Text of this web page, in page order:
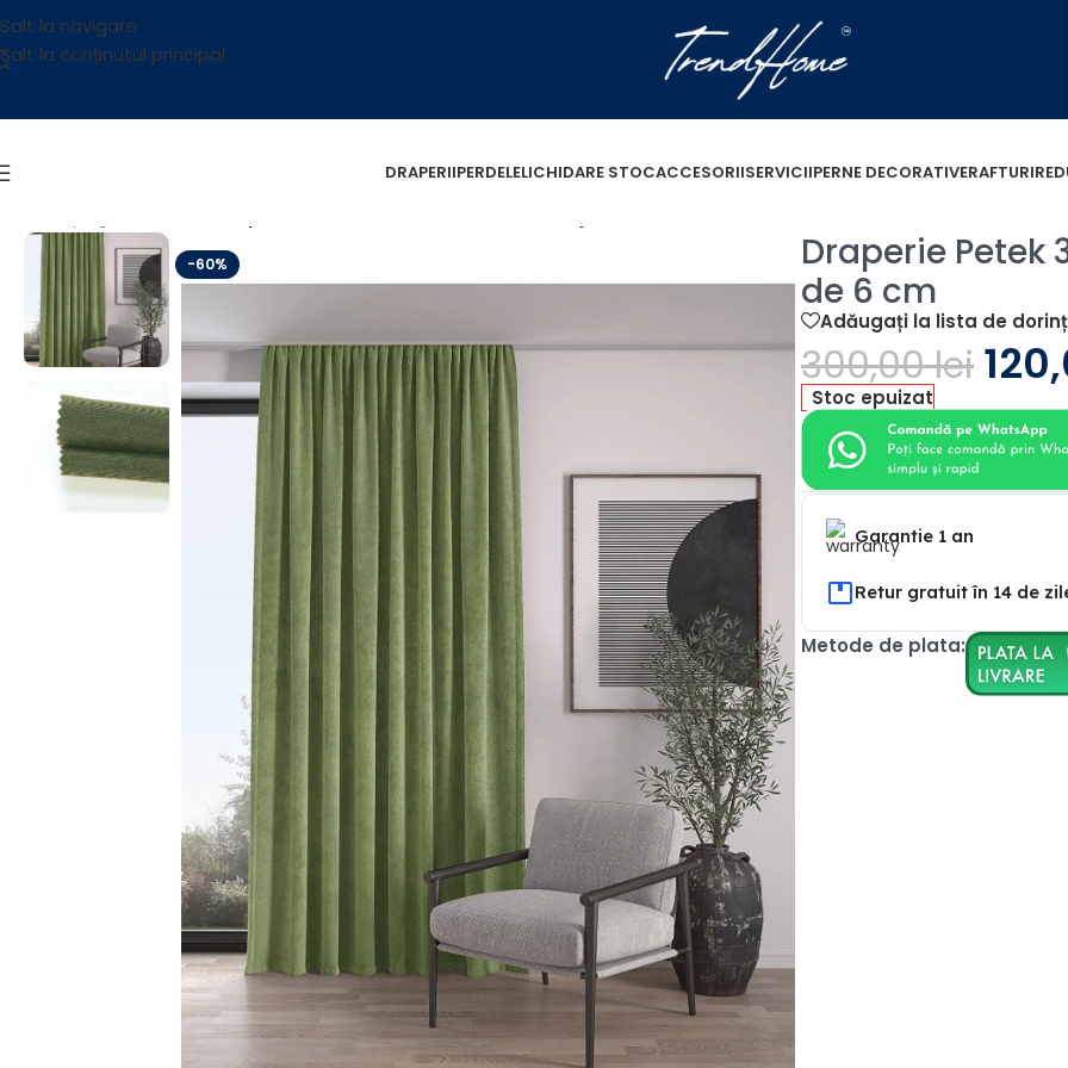
Salt la navigare
Salt la conținutul principal
DRAPERIIPERDELELICHIDARE STOCACCESORIISERVICIIPERNE DECORATIVERAFTURI
-60%
Draperie Petek
de 6 cm
Adăugați la lista de
300,00lei
Stoc epuizat
Garantie 1 an
Retur gratuit în 14 de
Metode de plata: